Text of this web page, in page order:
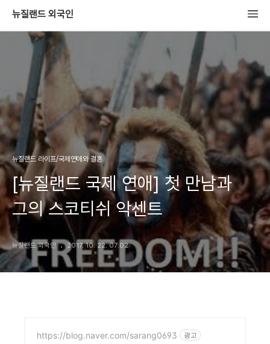
뉴질랜드 외국인
뉴질랜드 라이프/국제연애와 결혼
[뉴질랜드 국제 연애] 첫 만남과
그의 스코티쉬 악센트
뉴질랜드 외국인 2017. 10. 22. 07:02
https://blog.naver.com/sarang0693 광고